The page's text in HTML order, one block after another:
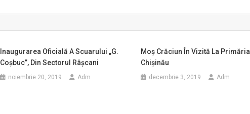
Inaugurarea Oficială A Scuarului „G.
Coșbuc”, Din Sectorul Râșcani
noiembrie 20, 2019 Adm
Moș Crăciun În Vizită La Primăria
Chișinău
decembrie 3, 2019 Adm